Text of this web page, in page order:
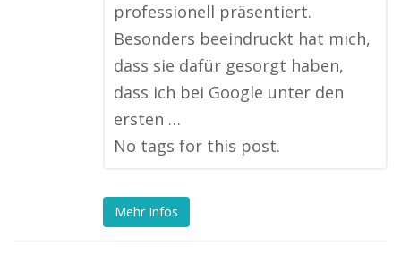
professionell präsentiert.
Besonders beeindruckt hat mich,
dass sie dafür gesorgt haben,
dass ich bei Google unter den
ersten …
No tags for this post.
Mehr Infos